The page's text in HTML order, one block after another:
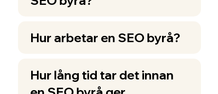
Hur arbetar en SEO byrå?
Hur lång tid tar det innan